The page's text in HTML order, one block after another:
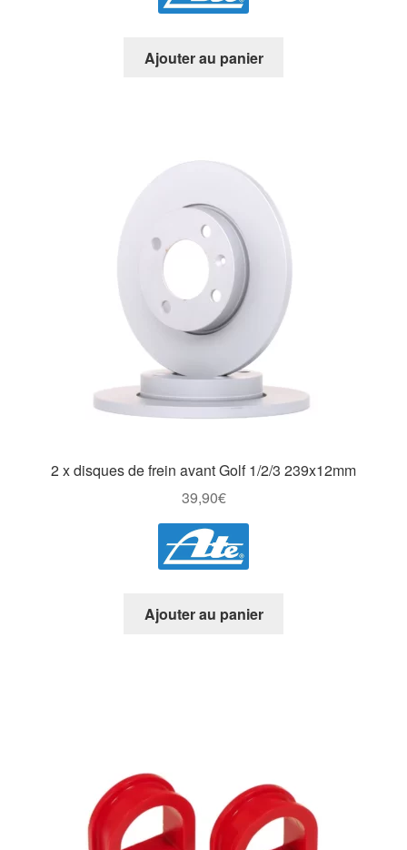
Ajouter au panier
2 x disques de frein avant Golf 1/2/3 239x12mm
39,90€
Ajouter au panier